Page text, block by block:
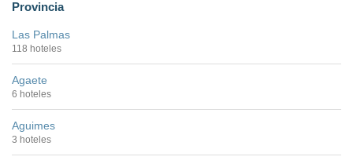
Provincia
Las Palmas
118 hoteles
Agaete
6 hoteles
Aguimes
3 hoteles